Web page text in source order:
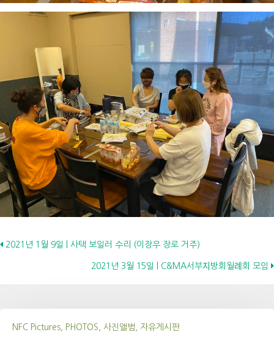
Posts
navigation
2021년 1월 9일 | 사택 보일러 수리 (이장우 장로 거주)
2021년 3월 15일 | C&MA서부지방회월례회 모임
NFC Pictures, PHOTOS, 사진앨범, 자유게시판